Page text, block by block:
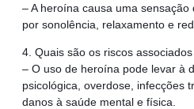
– A heroína causa uma
por sonolência, relaxamento e
4. Quais são os riscos
– O uso de heroína pode levar à
psicológica, overdose, infecções
danos à saúde mental e física.